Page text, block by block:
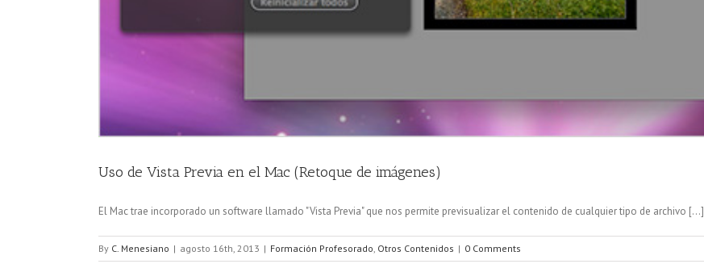
Uso de Vista Previa en el Mac (Retoque de imágenes)
El Mac trae incorporado un software llamado "Vista Previa" que nos permite previsualizar el contenido de cualquier tipo de archivo [...]
By C. Menesiano | agosto 16th, 2013 | Formación Profesorado Otros Contenidos | 0 Comments